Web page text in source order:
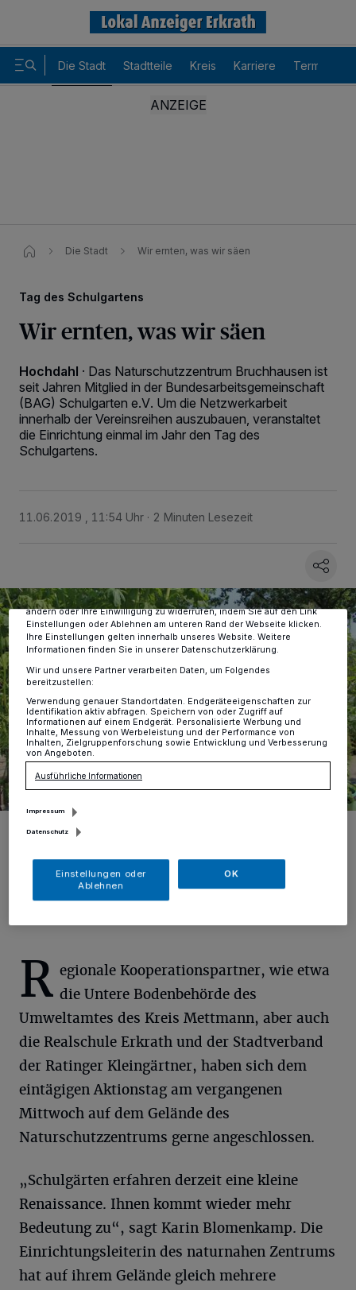
Die Stadt Stadtteile Kreis Karriere Termine
Die Stadt Wir ernten, was wir säen
Tag des Schulgartens
Wir ernten, was wir säen
Hochdahl · Das Naturschutzzentrum Bruchhausen ist
seit Jahren Mitglied in der Bundesarbeitsgemeinschaft
(BAG) Schulgarten e.V. Um die Netzwerkarbeit
innerhalb der Vereinsreihen auszubauen, veranstaltet
die Einrichtung einmal im Jahr den Tag des
Schulgartens.
11.06.2019 , 11:54 Uhr 2 Minuten Lesezeit
Marc und Vildan von der Schulgarten AG der Realschule Erkrath
präsentieren stolz ihre Pflanzerfolge am Tag des Schulgartens im
R egionale Kooperationspartner, wie etwa
die Untere Bodenbehörde des
Umweltamtes des Kreis Mettmann, aber auch
die Realschule Erkrath und der Stadtverband
der Ratinger Kleingärtner, haben sich dem
eintägigen Aktionstag am vergangenen
Mittwoch auf dem Gelände des
Naturschutzzentrums gerne angeschlossen.
„Schulgärten erfahren derzeit eine kleine
Renaissance. Ihnen kommt wieder mehr
Bedeutung zu“, sagt Karin Blomenkamp. Die
Einrichtungsleiterin des naturnahen Zentrums
hat auf ihrem Gelände gleich mehrere
personenbezogene Daten wie Browserdaten oder eindeutige
verarbeiten Daten, um Ihnen Dienste bereitzustellen“ aufgeführten
Anzeigen möglicherweise nicht mehr so relevant für Sie. Sie können
dieses Menü jederzeit wieder aufrufen, um Ihre Einstellungen zu
ändern oder Ihre Einwilligung zu widerrufen, indem Sie auf den Link
Einstellungen oder Ablehnen am unteren Rand der Webseite klicken.
Ihre Einstellungen gelten innerhalb unseres Website. Weitere
Informationen finden Sie in unserer Datenschutzerklärung.
Wir und unsere Partner verarbeiten Daten, um Folgendes
bereitzustellen:
Verwendung genauer Standortdaten. Endgeräteeigenschaften zur
Identifikation aktiv abfragen. Speichern von oder Zugriff auf
Informationen auf einem Endgerät. Personalisierte Werbung und
Inhalte, Messung von Werbeleistung und der Performance von
Inhalten, Zielgruppenforschung sowie Entwicklung und Verbesserung
von Angeboten.
Ausführliche Informationen
Impressum
Datenschutz
Einstellungen oder
Ablehnen
OK